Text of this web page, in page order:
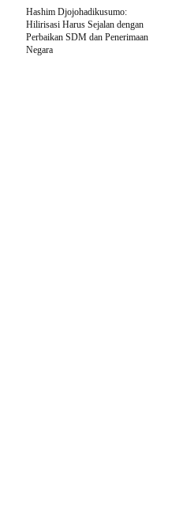
Hashim Djojohadikusumo:
Hilirisasi Harus Sejalan dengan
Perbaikan SDM dan Penerimaan
Negara